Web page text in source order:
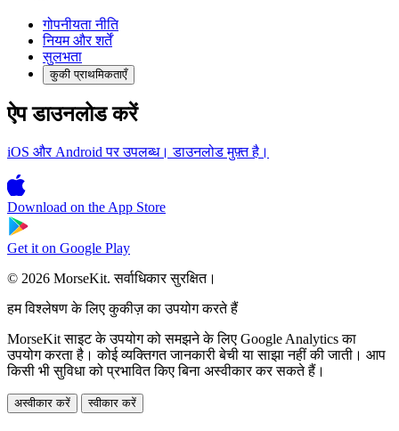
गोपनीयता नीति
नियम और शर्तें
सुलभता
कुकी प्राथमिकताएँ
ऐप डाउनलोड करें
iOS और Android पर उपलब्ध। डाउनलोड मुफ़्त है।
Download on the App Store
Get it on Google Play
© 2026 MorseKit. सर्वाधिकार सुरक्षित।
हम विश्लेषण के लिए कुकीज़ का उपयोग करते हैं
MorseKit साइट के उपयोग को समझने के लिए Google Analytics का
उपयोग करता है। कोई व्यक्तिगत जानकारी बेची या साझा नहीं की जाती। आप
किसी भी सुविधा को प्रभावित किए बिना अस्वीकार कर सकते हैं।
अस्वीकार करें स्वीकार करें